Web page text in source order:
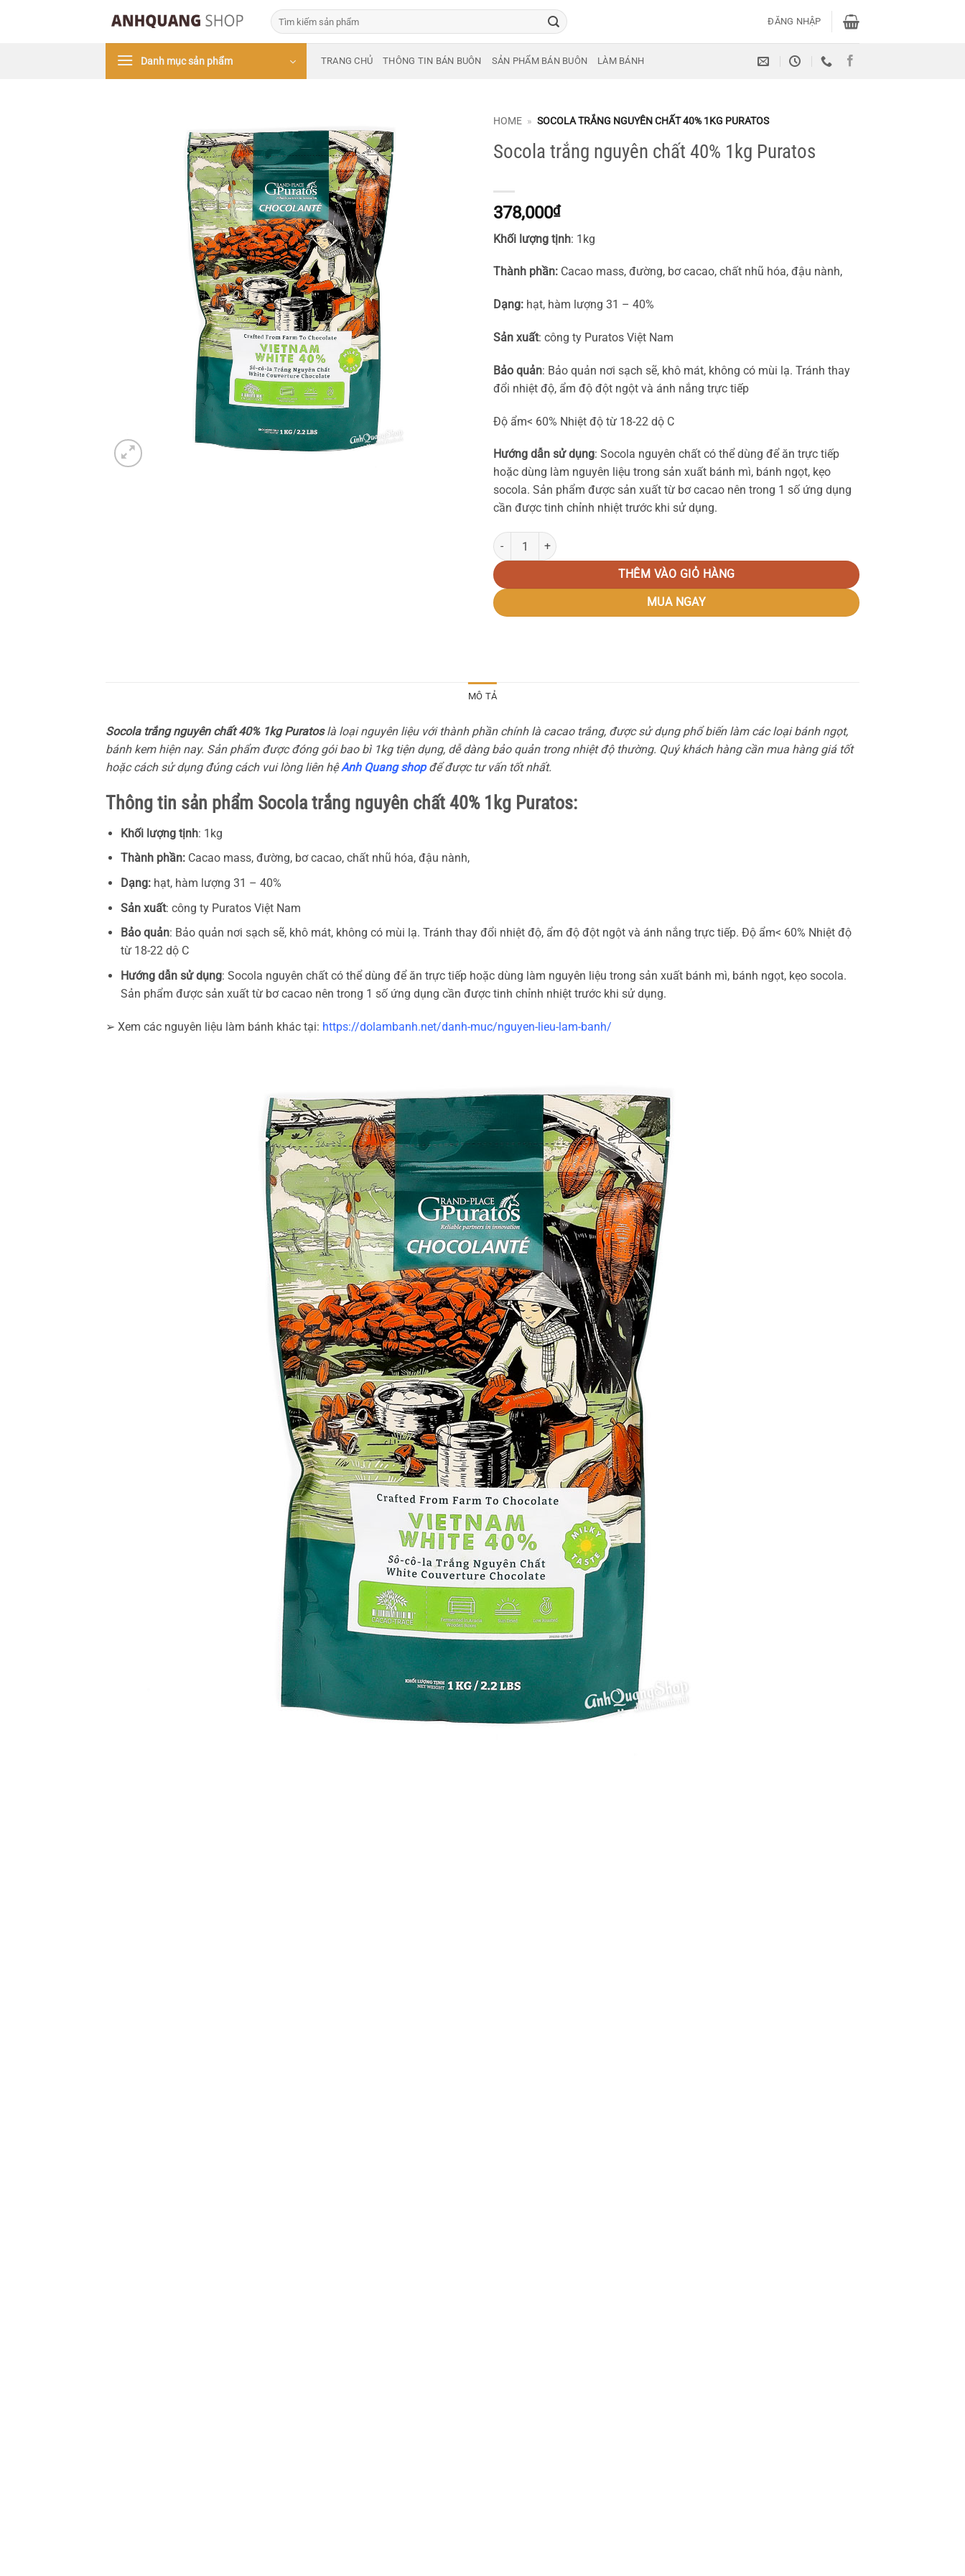
Tìm
kiếm:
ĐĂNG NHẬP
Danh mục sản phẩm TRANG CHỦ THÔNG TIN BÁN BUÔN SẢN PHẨM BÁN BUÔN LÀM BÁNH
HOME » SOCOLA TRẮNG NGUYÊN CHẤT 40% 1KG PURATOS
Socola trắng nguyên chất 40% 1kg Puratos
378,000₫
Khối lượng tịnh: 1kg
Thành phần: Cacao mass, đường, bơ cacao, chất nhũ hóa, đậu nành,
Dạng: hạt, hàm lượng 31 – 40%
Sản xuất: công ty Puratos Việt Nam
Bảo quản: Bảo quản nơi sạch sẽ, khô mát, không có mùi lạ. Tránh thay
đổi nhiệt độ, ẩm độ đột ngột và ánh nắng trực tiếp
Độ ẩm< 60% Nhiệt độ từ 18-22 dộ C
Hướng dẫn sử dụng: Socola nguyên chất có thể dùng để ăn trực tiếp
hoặc dùng làm nguyên liệu trong sản xuất bánh mì, bánh ngọt, kẹo
socola. Sản phẩm được sản xuất từ bơ cacao nên trong 1 số ứng dụng
cần được tinh chỉnh nhiệt trước khi sử dụng.
Socola trắng nguyên chất 40% 1kg Puratos số lượng
THÊM VÀO GIỎ HÀNG
MUA NGAY
MÔ TẢ
Socola trắng nguyên chất 40% 1kg Puratoslà loại nguyên liệu với thành phần chính là cacao trắng, được sử dụng phổ biến làm các loại bánh ngọt,
bánh kem hiện nay. Sản phẩm được đóng gói bao bì 1kg tiện dụng, dễ dàng bảo quản trong nhiệt độ thường. Quý khách hàng cần mua hàng giá tốt
hoặc cách sử dụng đúng cách vui lòng liên hệAnh Quang shopđể được tư vấn tốt nhất.
Thông tin sản phẩm Socola trắng nguyên chất 40% 1kg Puratos:
Khối lượng tịnh: 1kg
Thành phần:Cacao mass, đường, bơ cacao, chất nhũ hóa, đậu nành,
Dạng:hạt, hàm lượng 31 – 40%
Sản xuất: công ty Puratos Việt Nam
Bảo quản: Bảo quản nơi sạch sẽ, khô mát, không có mùi lạ. Tránh thay đổi nhiệt độ, ẩm độ đột ngột và ánh nắng trực tiếp. Độ ẩm< 60% Nhiệt độ
từ 18-22 dộ C
Hướng dẫn sử dụng: Socola nguyên chất có thể dùng để ăn trực tiếp hoặc dùng làm nguyên liệu trong sản xuất bánh mì, bánh ngọt, kẹo socola.
Sản phẩm được sản xuất từ bơ cacao nên trong 1 số ứng dụng cần được tinh chỉnh nhiệt trước khi sử dụng.
➢ Xem các nguyên liệu làm bánh khác tại: https://dolambanh.net/danh-muc/nguyen-lieu-lam-banh/